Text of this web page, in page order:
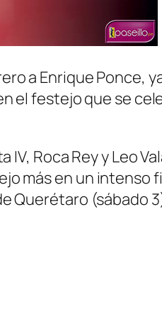
a Enrique Ponce,
festejo que se
Roca Rey y Leo
más en un
Querétaro (sábado